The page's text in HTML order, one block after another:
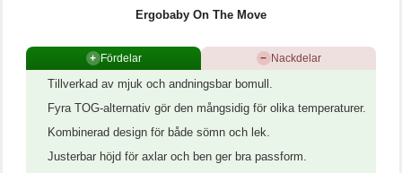
Ergobaby On The Move
+ Fördelar − Nackdelar
Tillverkad av mjuk och andningsbar bomull.
Fyra TOG-alternativ gör den mångsidig för olika temperaturer.
Kombinerad design för både sömn och lek.
Justerbar höjd för axlar och ben ger bra passform.